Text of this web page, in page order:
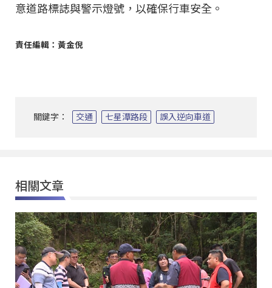
意道路標誌與警示燈號，以確保行車安全。
責任編輯：黃金倪
關鍵字： 交通 七星潭路段 誤入逆向車道
相關文章